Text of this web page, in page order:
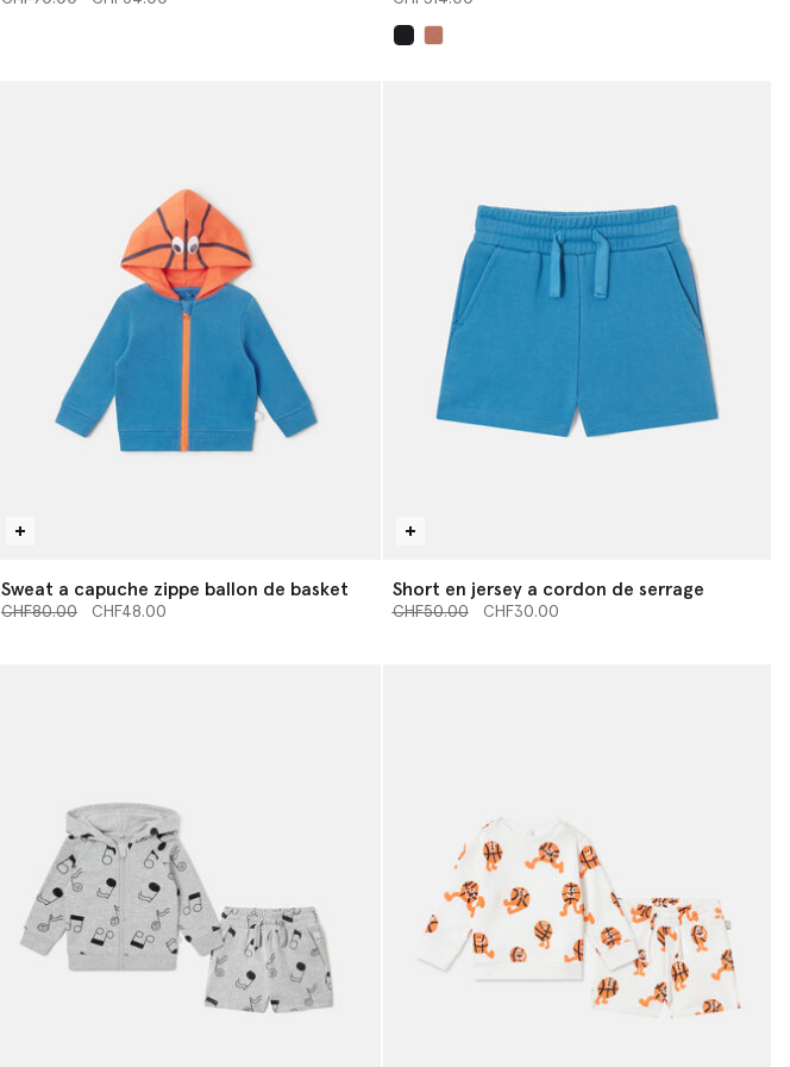
Sweat a capuche zippe ballon de basket
Prix réduit à partir de
CHF80.00jusqu’à
CHF48.00
Short en jersey a cordon de serrage
Prix réduit à partir de
CHF50.00jusqu’à
CHF30.00